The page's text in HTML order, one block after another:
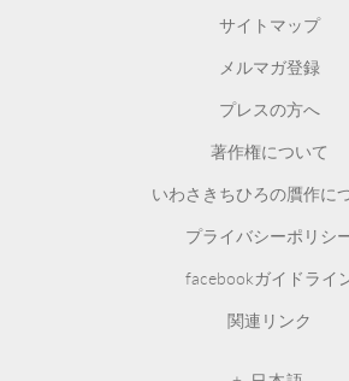
サイトマップ
メルマガ登録
プレスの方へ
著作権について
いわさきちひろの贋作に
プライバシーポリシ
facebookガイドライ
関連リンク